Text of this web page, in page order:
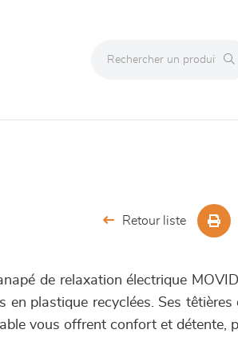
Retour liste
de relaxation électrique
en plastique recyclées. Ses têtières
vous offrent confort et détente,